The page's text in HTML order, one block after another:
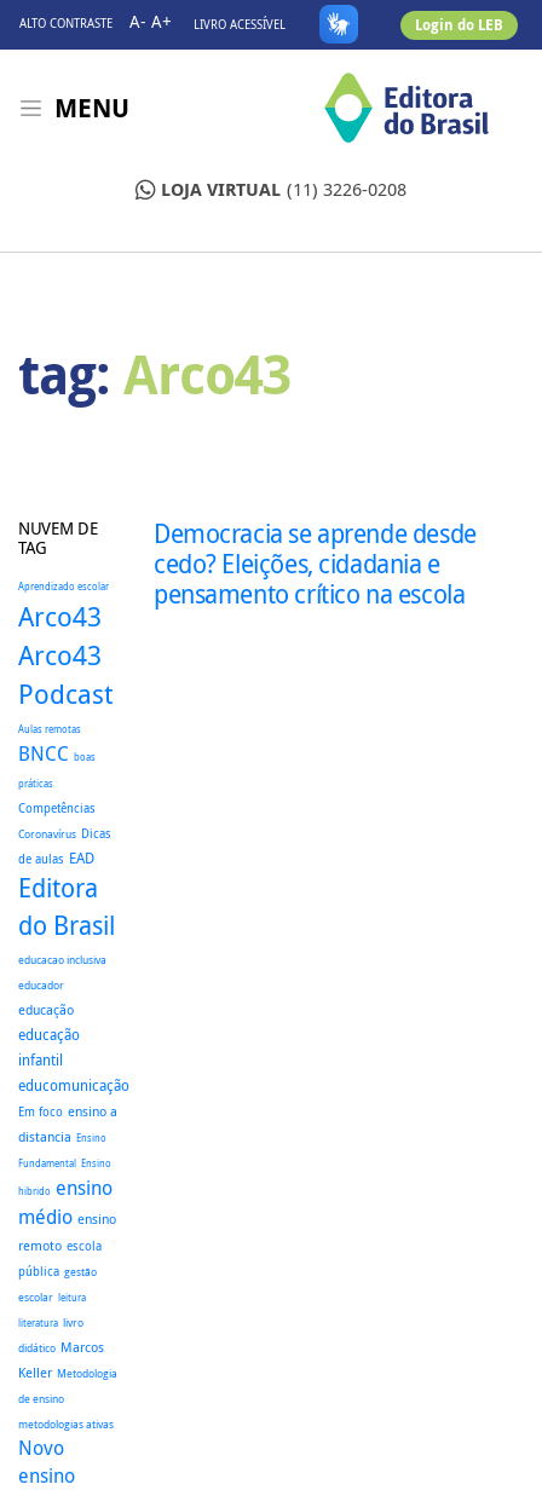
ALTO CONTRASTE A- A+ LIVRO ACESSÍVEL Login do LEB
MENU
LOJA VIRTUAL (11) 3226-0208
tag: Arco43
NUVEM DE
TAG
Aprendizado escolar
Arco43
Arco43
Podcast
Aulas remotas
BNCC boas
práticas
Competências
Coronavírus Dicas
de aulas EAD
Editora
do Brasil
educacao inclusiva
educador
educação
educação
infantil
educomunicação
Em foco ensino a
distancia Ensino
Fundamental Ensino
hibrido ensino
médio ensino
remoto escola
pública gestão
escolar leitura
literatura livro
didático Marcos
Keller Metodologia
de ensino
metodologias ativas
Novo
ensino
Democracia se aprende desde
cedo? Eleições, cidadania e
pensamento crítico na escola